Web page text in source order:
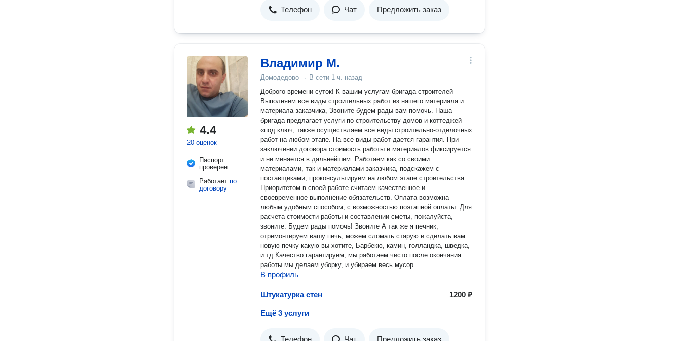
Телефон Чат Предложить заказ
4.4
20 оценок
Паспорт
проверен
Работает по
договору
Владимир М.
Домодедово · В сети 1 ч. назад
Доброго времени суток! К вашим услугам бригада строителей
Выполняем все виды строительных работ из нашего материала и
материала заказчика, Звоните будем рады вам помочь. Наша
бригада предлагает услуги по строительству домов и коттеджей
«под ключ, также осуществляем все виды строительно-отделочных
работ на любом этапе. На все виды работ дается гарантия. При
заключении договора стоимость работы и материалов фиксируется
и не меняется в дальнейшем. Работаем как со своими
материалами, так и материалами заказчика, подскажем с
поставщиками, проконсультируем на любом этапе строительства.
Приоритетом в своей работе считаем качественное и
своевременное выполнение обязательств. Оплата возможна
любым удобным способом, с возможностью поэтапной оплаты. Для
расчета стоимости работы и составлении сметы, пожалуйста,
звоните. Будем рады помочь! Звоните А так же я печник,
отремонтируем вашу печь, можем сломать старую и сделать вам
новую печку какую вы хотите, Барбекю, камин, голландка, шведка,
и тд Качество гарантируем, мы работаем чисто после окончания
работы мы делаем уборку, и убираем весь мусор .
В профиль
Штукатурка стен 1200 ₽
Ещё 3 услуги
Телефон Чат Предложить заказ